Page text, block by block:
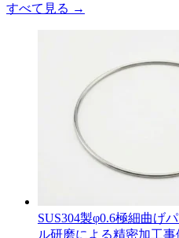
すべて見る →
SUS304製φ0.6極細曲げ
ル研磨による精密加工事